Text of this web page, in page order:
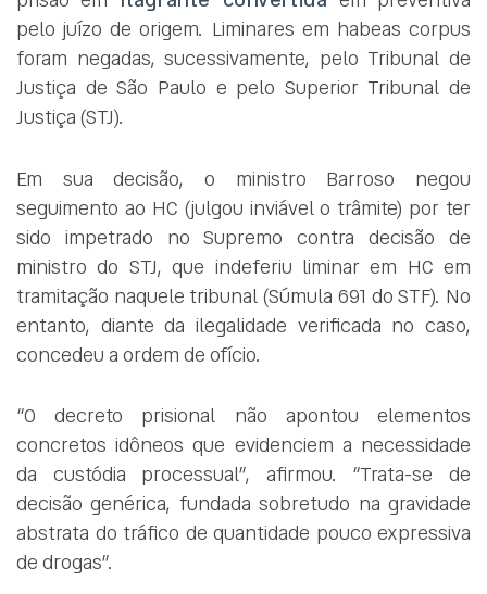
pelo juízo de origem. Liminares em habeas corpus
foram negadas, sucessivamente, pelo Tribunal de
Justiça de São Paulo e pelo Superior Tribunal de
Justiça (STJ).
Em sua decisão, o ministro Barroso negou
seguimento ao HC (julgou inviável o trâmite) por ter
sido impetrado no Supremo contra decisão de
ministro do STJ, que indeferiu liminar em HC em
tramitação naquele tribunal (Súmula 691 do STF). No
entanto, diante da ilegalidade verificada no caso,
concedeu a ordem de ofício.
“O decreto prisional não apontou elementos
concretos idôneos que evidenciem a necessidade
da custódia processual”, afirmou. “Trata-se de
decisão genérica, fundada sobretudo na gravidade
abstrata do tráfico de quantidade pouco expressiva
de drogas”.